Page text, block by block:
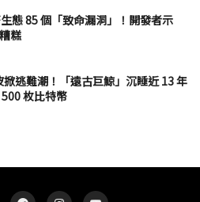
態 85 個「致命漏洞」！開發者示
糕
逃難潮！「遠古巨鯨」沉睡近 13 年
枚比特幣